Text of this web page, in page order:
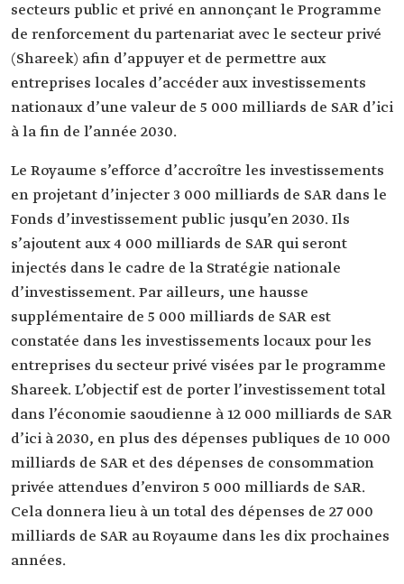
secteurs public et privé en annonçant le Programme
de renforcement du partenariat avec le secteur privé
(Shareek) afin d’appuyer et de permettre aux
entreprises locales d’accéder aux investissements
nationaux d’une valeur de 5 000 milliards de SAR d’ici
à la fin de l’année 2030.
Le Royaume s’efforce d’accroître les investissements
en projetant d’injecter 3 000 milliards de SAR dans le
Fonds d’investissement public jusqu’en 2030. Ils
s’ajoutent aux 4 000 milliards de SAR qui seront
injectés dans le cadre de la Stratégie nationale
d’investissement. Par ailleurs, une hausse
supplémentaire de 5 000 milliards de SAR est
constatée dans les investissements locaux pour les
entreprises du secteur privé visées par le programme
Shareek. L’objectif est de porter l’investissement total
dans l’économie saoudienne à 12 000 milliards de SAR
d’ici à 2030, en plus des dépenses publiques de 10 000
milliards de SAR et des dépenses de consommation
privée attendues d’environ 5 000 milliards de SAR.
Cela donnera lieu à un total des dépenses de 27 000
milliards de SAR au Royaume dans les dix prochaines
années.